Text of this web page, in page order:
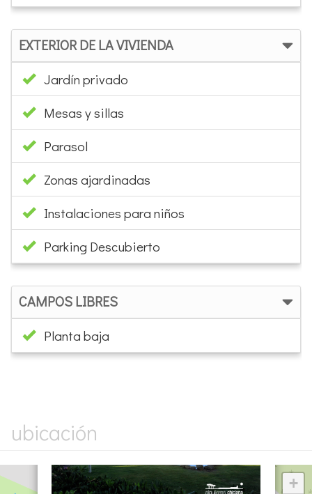
EXTERIOR DE LA VIVIENDA
Jardín privado
Mesas y sillas
Parasol
Zonas ajardinadas
Instalaciones para niños
Parking Descubierto
CAMPOS LIBRES
Planta baja
ubicación
+